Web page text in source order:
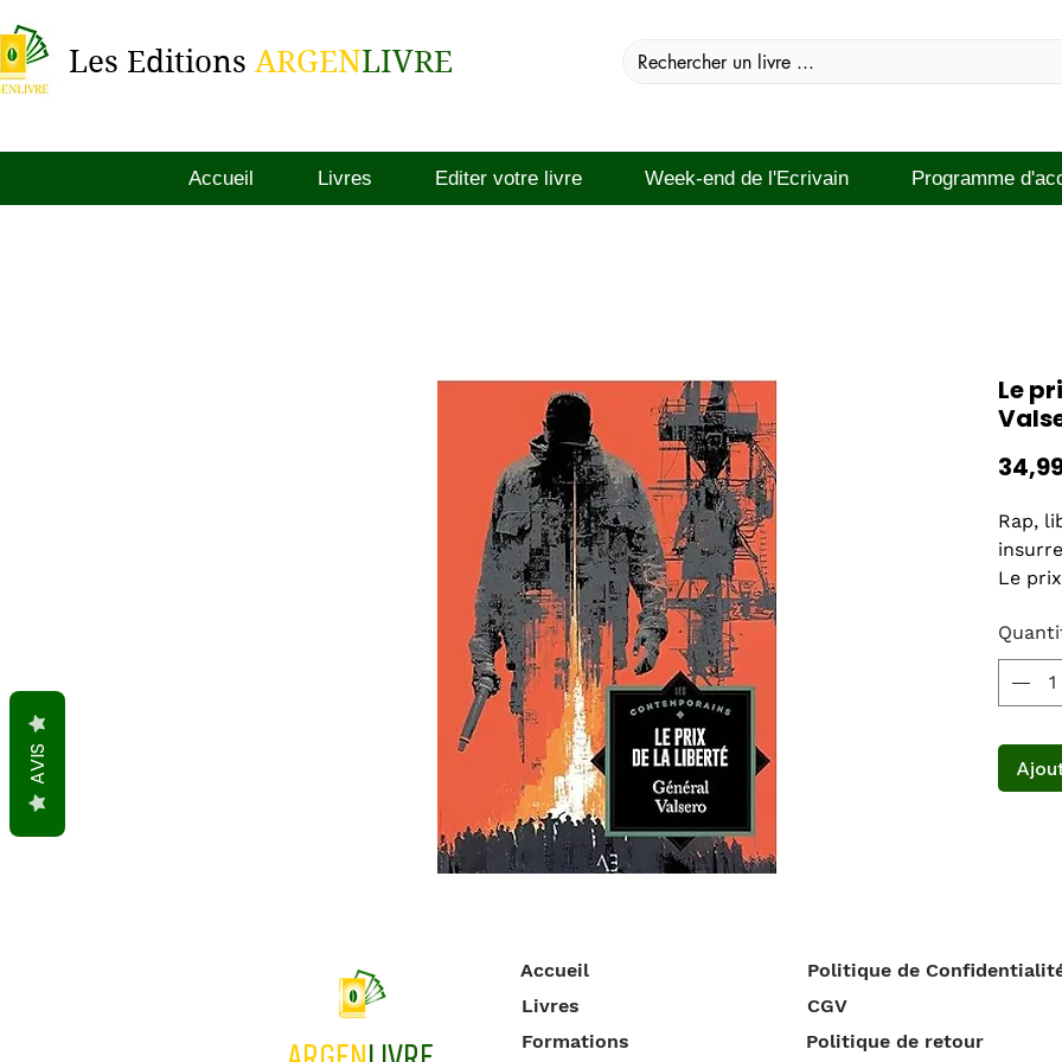
Les Editions ARGENLIVRE
Accueil Livres Editer votre livre Week-end de l'Ecrivain Programme
Le
Rap,
Le
que
Accueil
Livres
Formations
Politique de
CGV
Politique de retour
AVIS